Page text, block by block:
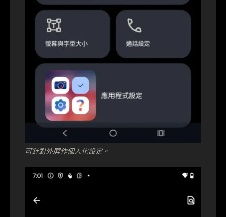
可針對外屏作個人化設定。